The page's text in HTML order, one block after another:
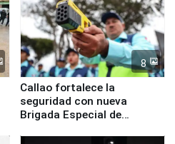
8
Callao fortalece la
seguridad con nueva
Brigada Especial de